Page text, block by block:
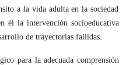
a la vida adulta en la sociedad
él la intervención socioeducativa
de trayectorias fallidas.
para la adecuada comprensión